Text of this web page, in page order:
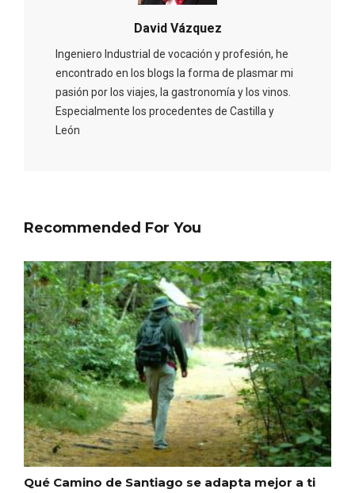
David Vázquez
Ingeniero Industrial de vocación y profesión, he
encontrado en los blogs la forma de plasmar mi
pasión por los viajes, la gastronomía y los vinos.
Especialmente los procedentes de Castilla y
León
Recommended For You
Qué Camino de Santiago se adapta mejor a ti
Inauguración del Árbol de Navidad a
ganchillo de Moradillo de Roa